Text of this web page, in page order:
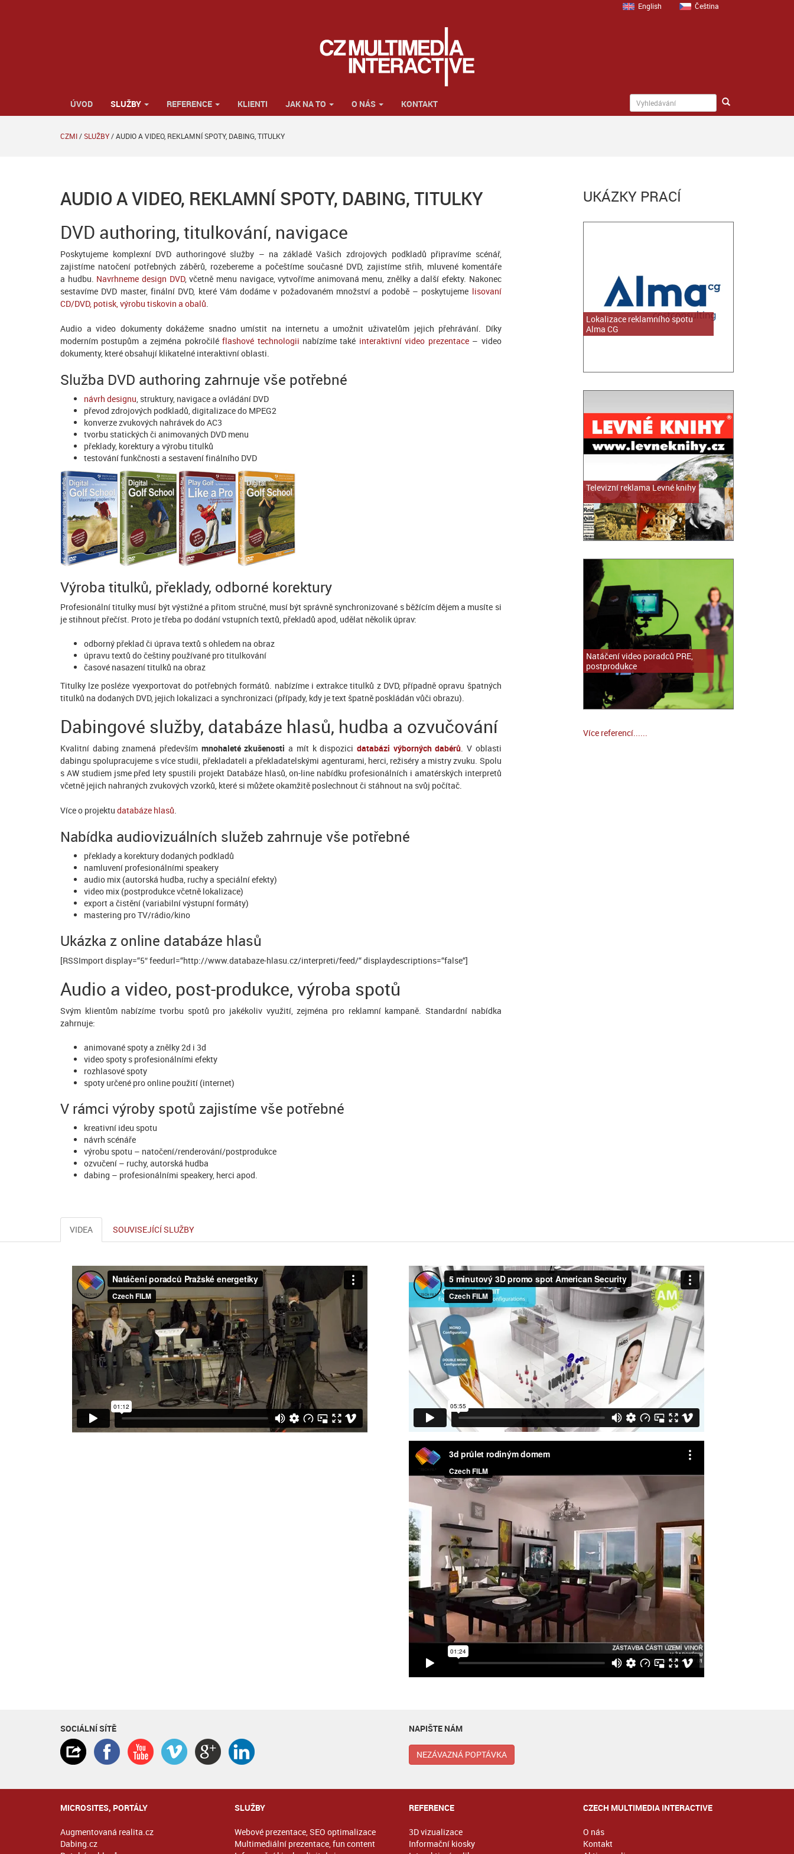
English Čeština
ÚVOD SLUŽBY REFERENCE KLIENTI JAK NA TO O NÁS KONTAKT
CZMI/SLUŽBY/AUDIO A VIDEO, REKLAMNÍ SPOTY, DABING, TITULKY
AUDIO A VIDEO, REKLAMNÍ SPOTY, DABING, TITULKY
DVD authoring, titulkování, navigace
Poskytujeme komplexní DVD authoringové služby – na základě Vašich zdrojových podkladů připravíme scénář,
zajistíme natočení potřebných záběrů, rozebereme a počeštíme současné DVD, zajistíme střih, mluvené komentáře
a hudbu. Navrhneme design DVD, včetně menu navigace, vytvoříme animovaná menu, znělky a další efekty. Nakonec
sestavíme DVD master, finální DVD, které Vám dodáme v požadovaném množství a podobě – poskytujeme lisovaní
CD/DVD, potisk, výrobu tiskovin a obalů.
Audio a video dokumenty dokážeme snadno umístit na internetu a umožnit uživatelům jejich přehrávání. Díky
moderním postupům a zejména pokročiléflashové technologii nabízíme také interaktivní video prezentace– video
dokumenty, které obsahují klikatelné interaktivní oblasti.
Služba DVD authoring zahrnuje vše potřebné
návrh designu, struktury, navigace a ovládání DVD
převod zdrojových podkladů, digitalizace do MPEG2
konverze zvukových nahrávek do AC3
tvorbu statických či animovaných DVD menu
překlady, korektury a výrobu titulků
testování funkčnosti a sestavení finálního DVD
Výroba titulků, překlady, odborné korektury
Profesionální titulky musí být výstižné a přitom stručné, musí být správně synchronizované s běžícím dějem a musíte si
je stihnout přečíst. Proto je třeba po dodání vstupních textů, překladů apod, udělat několik úprav:
odborný překlad či úprava textů s ohledem na obraz
úpravu textů do češtiny používané pro titulkování
časové nasazení titulků na obraz
Titulky lze posléze vyexportovat do potřebných formátů. nabízíme i extrakce titulků z DVD, případně opravu špatných
titulků na dodaných DVD, jejich lokalizaci a synchronizaci (případy, kdy je text špatně poskládán vůči obrazu).
Dabingové služby, databáze hlasů, hudba a ozvučování
Kvalitní dabing znamená především mnohaleté zkušenosti a mít k dispozici databázi výborných dabérů. V oblasti
dabingu spolupracujeme s více studii, překladateli a překladatelskými agenturami, herci, režiséry a mistry zvuku. Spolu
s AW studiem jsme před lety spustili projekt Databáze hlasů, on-line nabídku profesionálních i amatérských interpretů
včetně jejich nahraných zvukových vzorků, které si můžete okamžitě poslechnout či stáhnout na svůj počítač.
Více o projektu databáze hlasů.
Nabídka audiovizuálních služeb zahrnuje vše potřebné
překlady a korektury dodaných podkladů
namluvení profesionálními speakery
audio mix (autorská hudba, ruchy a speciální efekty)
video mix (postprodukce včetně lokalizace)
export a čistění (variabilní výstupní formáty)
mastering pro TV/rádio/kino
Ukázka z online databáze hlasů
[RSSImport display=“5″ feedurl=“http://www.databaze-hlasu.cz/interpreti/feed/“ displaydescriptions=“false“]
Audio a video, post-produkce, výroba spotů
Svým klientům nabízíme tvorbu spotů pro jakékoliv využití, zejména pro reklamní kampaně. Standardní nabídka
zahrnuje:
animované spoty a znělky 2d i 3d
video spoty s profesionálními efekty
rozhlasové spoty
spoty určené pro online použití (internet)
V rámci výroby spotů zajistíme vše potřebné
kreativní ideu spotu
návrh scénáře
výrobu spotu – natočení/renderování/postprodukce
ozvučení – ruchy, autorská hudba
dabing – profesionálními speakery, herci apod.
UKÁZKY PRACÍ
Lokalizace reklamního spotu
Alma CG
Televizní reklama Levné knihy
Natáčení video poradců PRE,
postprodukce
Více referencí......
VIDEA SOUVISEJÍCÍ SLUŽBY
SOCIÁLNÍ SÍTĚ NAPIŠTE NÁM
NEZÁVAZNÁ POPTÁVKA
MICROSITES, PORTÁLY
Augmentovaná realita.cz
Dabing.cz
SLUŽBY
Webové prezentace, SEO optimalizace
Multimediální prezentace, fun content
REFERENCE
3D vizualizace
Informační kiosky
CZECH MULTIMEDIA INTERACTIVE
O nás
Kontakt